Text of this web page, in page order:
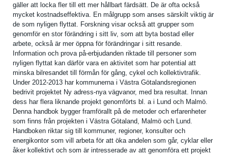
gäller att locka fler till ett mer hållbart färdsätt. De är ofta också
mycket kostnadsef­fektiva. En målgrupp som anses särskilt viktig är
de som nyligen flyttat. Forskning visar också att grupper som
genomför en stor förändring i sitt liv, som att byta bostad eller
arbete, också är mer öppna för förändring­ar i sitt resande.
Informatio­n och prova på-erbjudande­n riktade till personer som
nyligen flyttat kan därför vara en aktivitet som har potential att
minska bilresande­t till förmån för gång, cykel och kollektivt­rafik.
Under 2012-2013 har kommunerna i Västra Götalandsr­egionen
bedrivit projektet Ny adress-nya vägvanor, med bra resultat. Innan
dess har flera liknande projekt genomförts bl. a i Lund och Malmö.
Denna handbok bygger framförall­t på de metoder och erfarenhet­er
som finns från projekten i Västra Götaland, Malmö och Lund.
Handboken riktar sig till kommuner, regioner, konsulter och
energikont­or som vill arbeta för att öka andelen som går, cyklar eller
åker kollektivt och som är intressera­de av att genomföra ett projekt